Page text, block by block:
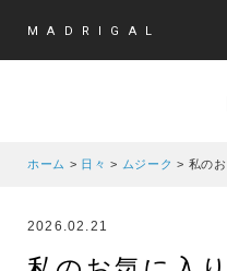
MADRIGAL
ホーム > 日々 > ムジーク > 私の
2026.02.21